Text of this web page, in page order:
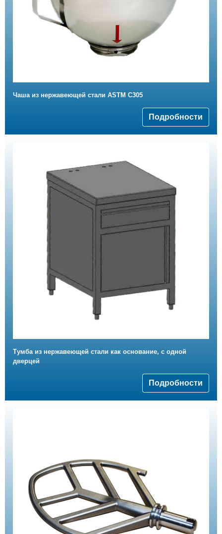
Чаша из нержавеющей стали ASTM C305
Подробности
Тумба из нержавеющей стали как основание, с одной
дверцей
Подробности